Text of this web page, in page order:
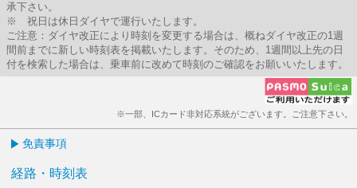
承下さい。
※ 祝日は休日ダイヤで運行いたします。
ご注意：ダイヤ改正により時刻を変更する場合は、概ねダイヤ改正の1週
間前までに新しい時刻表を掲載いたします。そのため、1週間以上先の日
付を検索した場合は、乗車前に改めて時刻のご確認をお願いいたします。
※一部、ICカード非対応系統がございます。ご注意下さい。
免責事項
経路・時刻表